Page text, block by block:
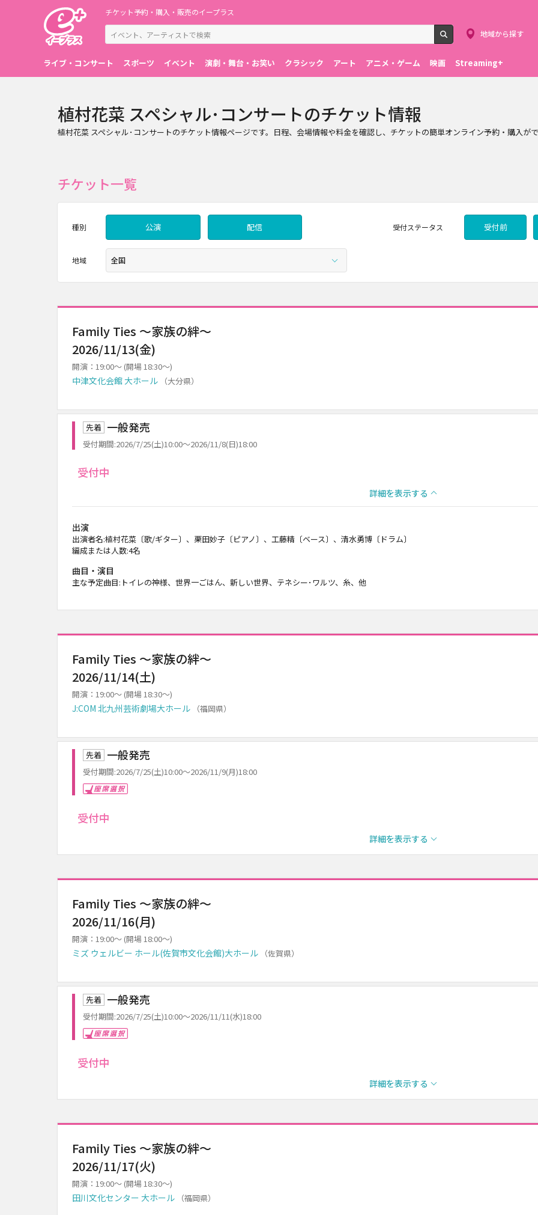
チケット予約・購入・販売のイープラス
検索
地域から探す
ライブ・コンサート スポーツ イベント 演劇・舞台・お笑い クラシック アート アニメ・ゲーム 映画 Streaming+
植村花菜 スペシャル･コンサートのチケット情報
植村花菜 スペシャル･コンサートのチケット情報ページです。日程、会場情報や料金を確認し、チケットの簡単オンライン予約・購入が
チケット一覧
種別 公演 配信 受付ステータス 受付前
地域
Family Ties ～家族の絆～
2026/11/13(金)
開演：19:00～ (開場 18:30～)
中津文化会館 大ホール （大分県）
先着 一般発売
受付期間:2026/7/25(土)10:00～2026/11/8(日)18:00
受付中
詳細を表示する
出演
出演者名:植村花菜〔歌/ギター〕、栗田妙子〔ピアノ〕、工藤精〔ベース〕、清水勇博〔ドラム〕
編成または人数:4名
曲目・演目
主な予定曲目:トイレの神様、世界一ごはん、新しい世界、テネシー･ワルツ、糸、他
Family Ties ～家族の絆～
2026/11/14(土)
開演：19:00～ (開場 18:30～)
J:COM 北九州芸術劇場大ホール （福岡県）
先着 一般発売
受付期間:2026/7/25(土)10:00～2026/11/9(月)18:00
受付中
詳細を表示する
Family Ties ～家族の絆～
2026/11/16(月)
開演：19:00～ (開場 18:00～)
ミズ ウェルビー ホール(佐賀市文化会館)大ホール （佐賀県）
先着 一般発売
受付期間:2026/7/25(土)10:00～2026/11/11(水)18:00
受付中
詳細を表示する
Family Ties ～家族の絆～
2026/11/17(火)
開演：19:00～ (開場 18:30～)
田川文化センター 大ホール （福岡県）